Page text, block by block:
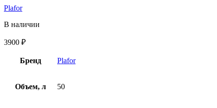
Plafor
В наличии
3900 ₽
Бренд Plafor
Объем, л 50